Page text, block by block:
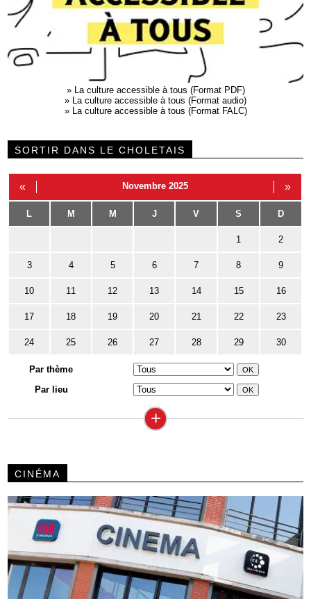
» La culture accessible à tous (Format PDF)
» La culture accessible à tous (Format audio)
» La culture accessible à tous (Format FALC)
SORTIR DANS LE CHOLETAIS
« Novembre 2025 »
L M M J V S D
1 2
3 4 5 6 7 8 9
10 11 12 13 14 15 16
17 18 19 20 21 22 23
24 25 26 27 28 29 30
Par thème
Par lieu
+
CINÉMA